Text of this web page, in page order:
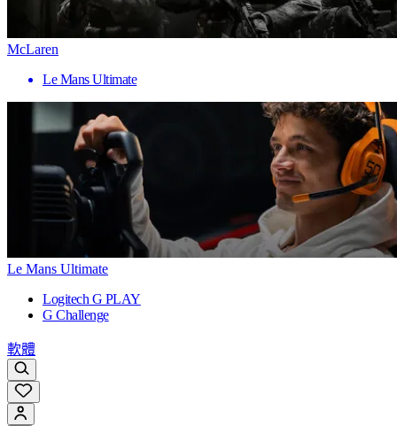
McLaren
Le Mans Ultimate
Le Mans Ultimate
Logitech G PLAY
G Challenge
軟體